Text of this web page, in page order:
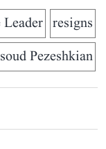
resigns
Pezeshkian